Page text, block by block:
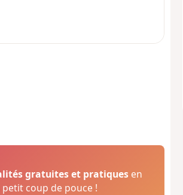
gratuites et pratiques en
coup de pouce !